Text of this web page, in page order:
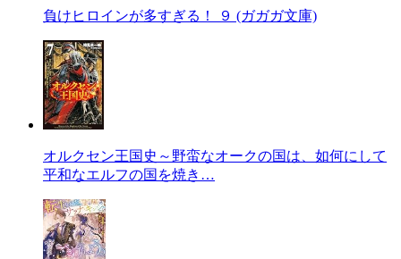
負けヒロインが多すぎる！ ９ (ガガガ文庫)
オルクセン王国史～野蛮なオークの国は、如何にして
平和なエルフの国を焼き…